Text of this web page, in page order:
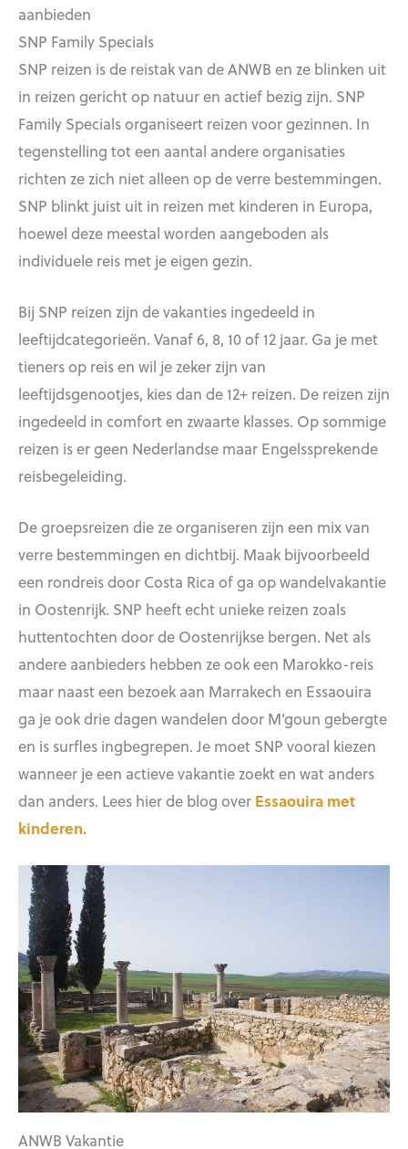
aanbieden
SNP Family Specials
SNP reizen is de reistak van de ANWB en ze blinken uit
in reizen gericht op natuur en actief bezig zijn. SNP
Family Specials organiseert reizen voor gezinnen. In
tegenstelling tot een aantal andere organisaties
richten ze zich niet alleen op de verre bestemmingen.
SNP blinkt juist uit in reizen met kinderen in Europa,
hoewel deze meestal worden aangeboden als
individuele reis met je eigen gezin.
Bij SNP reizen zijn de vakanties ingedeeld in
leeftijdcategorieën. Vanaf 6, 8, 10 of 12 jaar. Ga je met
tieners op reis en wil je zeker zijn van
leeftijdsgenootjes, kies dan de 12+ reizen. De reizen zijn
ingedeeld in comfort en zwaarte klasses. Op sommige
reizen is er geen Nederlandse maar Engelssprekende
reisbegeleiding.
De groepsreizen die ze organiseren zijn een mix van
verre bestemmingen en dichtbij. Maak bijvoorbeeld
een rondreis door Costa Rica of ga op wandelvakantie
in Oostenrijk. SNP heeft echt unieke reizen zoals
huttentochten door de Oostenrijkse bergen. Net als
andere aanbieders hebben ze ook een Marokko-reis
maar naast een bezoek aan Marrakech en Essaouira
ga je ook drie dagen wandelen door M’goun gebergte
en is surfles ingbegrepen. Je moet SNP vooral kiezen
wanneer je een actieve vakantie zoekt en wat anders
dan anders. Lees hier de blog over Essaouira met
kinderen.
ANWB Vakantie